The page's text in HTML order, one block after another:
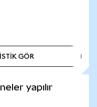
GÖR
yapılır